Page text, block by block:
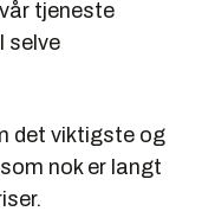
tjeneste
selve
det viktigste og
nok er langt